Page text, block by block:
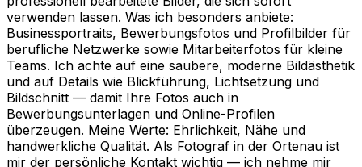
verwenden lassen. Was ich besonders anbiete:
Businessportraits, Bewerbungsfotos und Profilbilder für
berufliche Netzwerke sowie Mitarbeiterfotos für kleine
Teams. Ich achte auf eine saubere, moderne Bildästhetik
und auf Details wie Blickführung, Lichtsetzung und
Bildschnitt — damit Ihre Fotos auch in
Bewerbungsunterlagen und Online-Profilen
überzeugen. Meine Werte: Ehrlichkeit, Nähe und
handwerkliche Qualität. Als Fotograf in der Ortenau ist
mir der persönliche Kontakt wichtig — ich nehme mir